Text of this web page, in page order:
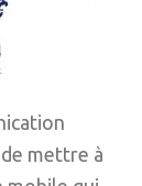
mettre à